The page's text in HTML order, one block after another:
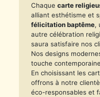
Chaquecarte
alliant esthétisme et
félicitation baptême,
autre célébration
saura satisfaire nos
Nos designs
touche
En choisissant les
offrons à notre
éco-responsables et